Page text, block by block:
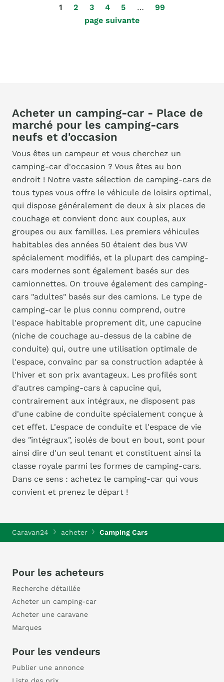
1 2 3 4 5 …
99
page suivante
Acheter un camping-car - Place de
marché pour les camping-cars
neufs et d'occasion
Vous êtes un campeur et vous cherchez un
camping-car d'occasion ? Vous êtes au bon
endroit ! Notre vaste sélection de camping-cars de
tous types vous offre le véhicule de loisirs optimal,
qui dispose généralement de deux à six places de
couchage et convient donc aux couples, aux
groupes ou aux familles. Les premiers véhicules
habitables des années 50 étaient des bus VW
spécialement modifiés, et la plupart des camping-
cars modernes sont également basés sur des
camionnettes. On trouve également des camping-
cars "adultes" basés sur des camions. Le type de
camping-car le plus connu comprend, outre
l'espace habitable proprement dit, une capucine
(niche de couchage au-dessus de la cabine de
conduite) qui, outre une utilisation optimale de
l'espace, convainc par sa construction adaptée à
l'hiver et son prix avantageux. Les profilés sont
d'autres camping-cars à capucine qui,
contrairement aux intégraux, ne disposent pas
d'une cabine de conduite spécialement conçue à
cet effet. L'espace de conduite et l'espace de vie
des "intégraux", isolés de bout en bout, sont pour
ainsi dire d'un seul tenant et constituent ainsi la
classe royale parmi les formes de camping-cars.
Dans ce sens : achetez le camping-car qui vous
convient et prenez le départ !
Caravan24 acheter Camping Cars
Pour les acheteurs
Recherche détaillée
Acheter un camping-car
Acheter une caravane
Marques
Pour les vendeurs
Publier une annonce